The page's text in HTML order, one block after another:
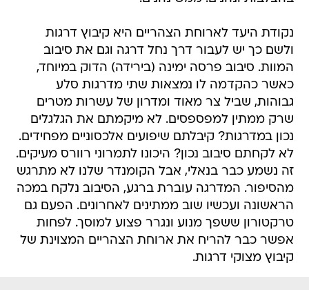
נקודת היעד לארוחת הצהריים היא קיבוץ דרגות
ולשם כך יש לעבור דרך נחל דרגה וגם את סיבוב
המוות. סיבוב פרסה ימינה (בירידה) הדוק במיוחד,
כאשר כהקדמה לו נמצאות שתי מדרגות סלע
גבוהות, שביל צר מאוד ומדרון של עשרות מטרים
שרק ממתין למפספסים. לא מיקמתם את הגלגלים
נכון במדרגות? קיבלתם שיפועים אלכסוניים מפחידים.
לא לקחתם סיבוב נכון? היכונו לתמרוני רוורס מעיקים.
זה נשמע כבר בנאלי, אבל הקומנדר שלנו לא מתרגש
מהסיפור. המדרגה עוברת ברגע, הסיבוב נלקח במכה
הראשונה ועכשיו שוב ממתינים לאחרונים. הפעם גם
טרקטורון ששפך מנוע ונגרר פצוע למוסך. לפחות
אפשר כבר להריח את ארוחת הצהריים המצוינת של
קיבוץ מצוקי דרגות.